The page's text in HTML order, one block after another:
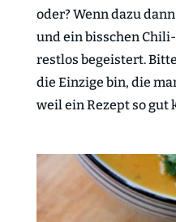
oder? Wenn dazu
und ein bisschen
restlos begeistert.
die Einzige bin, die
weil ein Rezept so gut